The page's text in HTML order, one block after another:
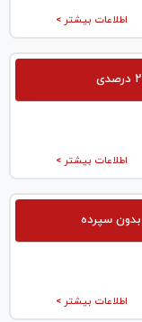
اطلاعات بیشتر >
اطلاعات بیشتر >
سپرده
اطلاعات بیشتر >